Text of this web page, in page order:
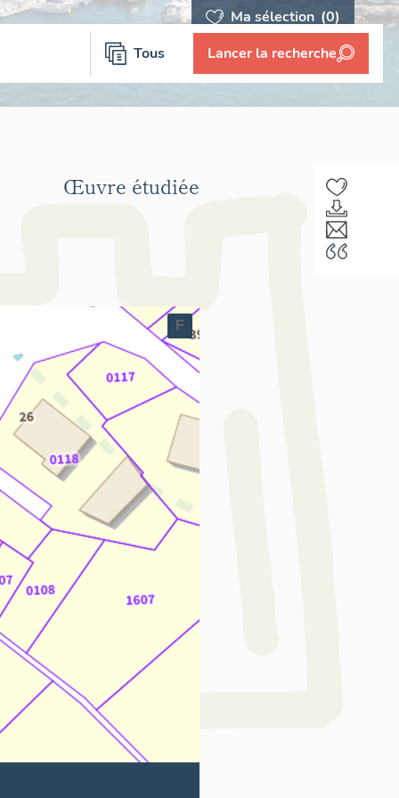
Ma sélection (0)
Tous Lancer la recherche
Œuvre étudiée
F